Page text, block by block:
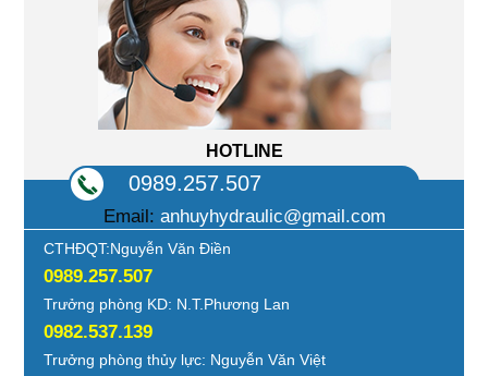
HOTLINE
0989.257.507
Email: anhuyhydraulic@gmail.com
CTHĐQT:Nguyễn Văn Điền
0989.257.507
Trưởng phòng KD: N.T.Phương Lan
0982.537.139
Trưởng phòng thủy lực: Nguyễn Văn Việt